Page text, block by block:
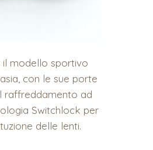
il modello sportivo
con le sue porte
raffreddamento ad
Switchlock per
delle lenti.